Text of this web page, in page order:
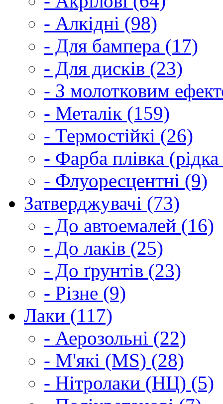
- Алкідні (98)
- Для бампера (17)
- Для дисків (23)
- З молотковим
- Металік (159)
- Термостійкі (26)
- Фарба плівка
- Флуоресцентні (9)
Затверджувачі (73)
- До автоемалей (16)
- До лаків (25)
- До ґрунтів (23)
- Різне (9)
Лаки (117)
- Аерозольні (22)
- М'які (MS) (28)
- Нітролаки (НЦ) (5)